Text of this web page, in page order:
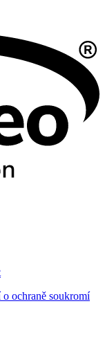
o ochraně soukromí